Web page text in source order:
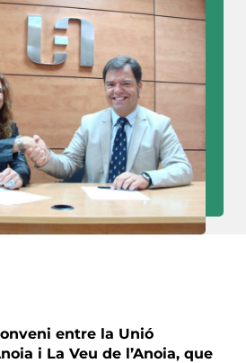
entre la Unió
i La Veu de l’Anoia, que